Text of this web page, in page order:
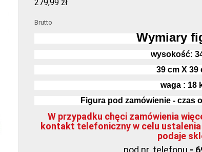
279,99 zł
Brutto
Wymiary
wysokość:
39 cm X 39
waga : 18
Figura pod zamówienie - czas
W przypadku chęci zamówienia
kontakt telefoniczny w celu
podaje
pod nr. telefonu -